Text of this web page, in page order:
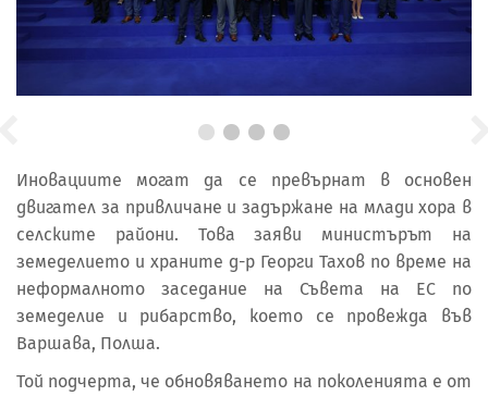
Иновациите могат да се превърнат в основен
двигател за привличане и задържане на млади хора в
селските райони. Това заяви министърът на
земеделието и храните д-р Георги Тахов по време на
неформалното заседание на Съвета на ЕС по
земеделие и рибарство, което се провежда във
Варшава, Полша.
Той подчерта, че обновяването на поколенията е от